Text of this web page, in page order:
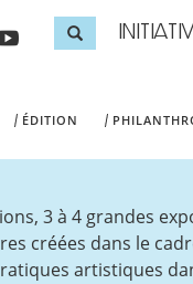
Search
ÉDITION
3 à 4 grandes
créées dans le
artistiques